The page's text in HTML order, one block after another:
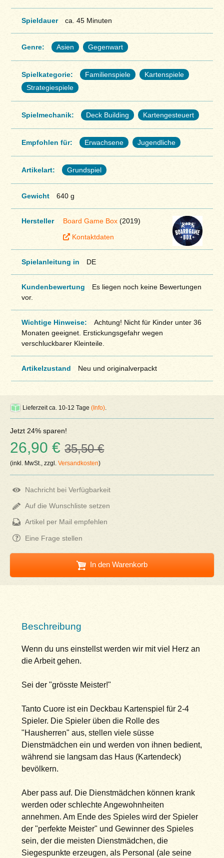
Spieldauer ca. 45 Minuten
Genre: Asien Gegenwart
Spielkategorie: Familienspiele
Kartenspiele
Strategiespiele
Spielmechanik: Deck Building Kartengesteuert
Empfohlen für: Erwachsene Jugendliche
Artikelart: Grundspiel
Gewicht 640 g
Hersteller Board Game Box(2019)
Kontaktdaten
Spielanleitung in DE
Kundenbewertung
Es liegen noch keine Bewertungen
vor.
Wichtige Hinweise:
Achtung! Nicht für Kinder unter 36
Monaten geeignet. Erstickungsgefahr wegen
verschluckbarer Kleinteile.
Artikelzustand Neu und originalverpackt
Lieferzeit ca. 10-12 Tage(Info)
Jetzt 24% sparen!
26,90 €35,50 €
(inkl. MwSt., zzgl.Versandkosten)
Nachricht bei Verfügbarkeit
Auf die Wunschliste setzen
Artikel per Mail empfehlen
Eine Frage stellen
In den Warenkorb
Beschreibung
Wenn du uns einstellst werden wir mit viel Herz an
die Arbeit gehen.
Sei der "grösste Meister!"
Tanto Cuore ist ein Deckbau Kartenspiel für 2-4
Spieler. Die Spieler üben die Rolle des
"Hausherren" aus, stellen viele süsse
Dienstmädchen ein und werden von ihnen bedient,
während sie langsam das Haus (Kartendeck)
bevölkern.
Aber pass auf. Die Dienstmädchen können krank
werden oder schlechte Angewohnheiten
annehmen. Am Ende des Spieles wird der Spieler
der "perfekte Meister" und Gewinner des Spieles
sein, der die meisten Dienstmädchen, die
Siegespunkte erzeugen, als Personal (ale seine